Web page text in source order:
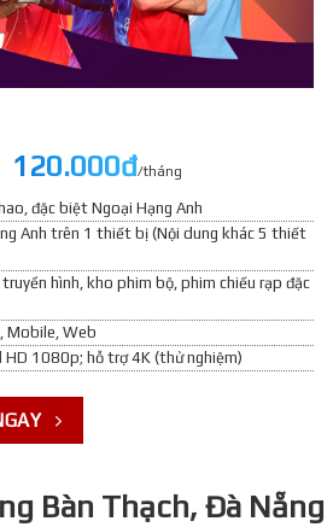
120.000đ/tháng
đặc biệt Ngoại Hạng Anh
Anh trên 1 thiết bị (Nội dung khác 5 thiết
hình, kho phim bộ, phim chiếu rạp đặc
Mobile, Web
HD 1080p; hỗ trợ 4K (thử nghiệm)
Bàn Thạch, Đà Nẵng